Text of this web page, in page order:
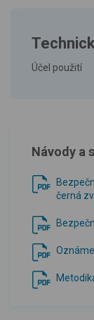
Účel použití
Návody a
černá